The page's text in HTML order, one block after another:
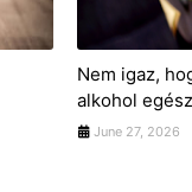
Nem igaz,
alkohol
June 27, 2026